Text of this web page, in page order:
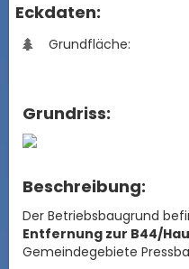
Eckdaten:
Grundfläche:
Grundriss:
Beschreibung:
Der Betriebsbaugrund
Entfernung zur B44/
Gemeindegebiete